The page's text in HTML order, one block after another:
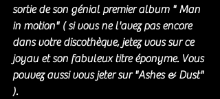
sortie de son génial premier album " Man
in motion" ( si vous ne l'avez pas encore
dans votre discothèque, jetez vous sur ce
joyau et son fabuleux titre éponyme. Vous
pouvez aussi vous jeter sur "Ashes & Dust"
).